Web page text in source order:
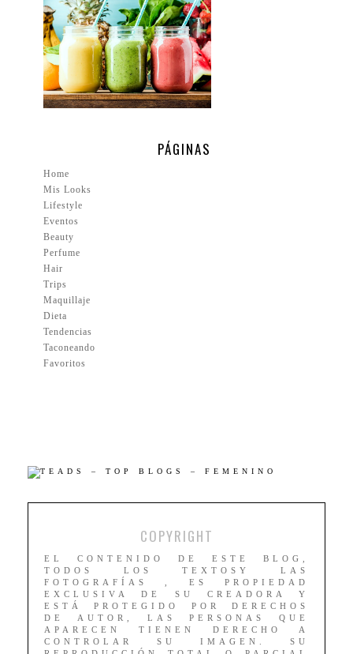
PÁGINAS
Home
Mis Looks
Lifestyle
Eventos
Beauty
Perfume
Hair
Trips
Maquillaje
Dieta
Tendencias
Taconeando
Favoritos
COPYRIGHT
EL CONTENIDO DE ESTE BLOG,
TODOS LOS TEXTOSY LAS
FOTOGRAFÍAS , ES PROPIEDAD
EXCLUSIVA DE SU CREADORA Y
ESTÁ PROTEGIDO POR DERECHOS
DE AUTOR, LAS PERSONAS QUE
APARECEN TIENEN DERECHO A
CONTROLAR SU IMAGEN. SU